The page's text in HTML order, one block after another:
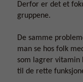
Derfor er det et
gruppene.
De samme
man se hos folk
som lagrer vitamin
til de rette